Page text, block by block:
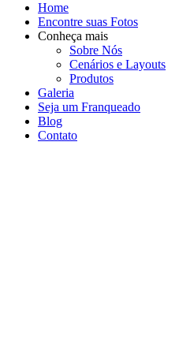
Home
Encontre suas Fotos
Conheça mais
Sobre Nós
Cenários e Layouts
Produtos
Galeria
Seja um Franqueado
Blog
Contato